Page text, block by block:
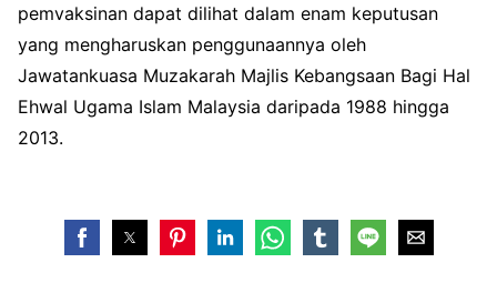
pemvaksinan dapat dilihat dalam enam keputusan
yang mengharuskan penggunaannya oleh
Jawatankuasa Muzakarah Majlis Kebangsaan Bagi Hal
Ehwal Ugama Islam Malaysia daripada 1988 hingga
2013.